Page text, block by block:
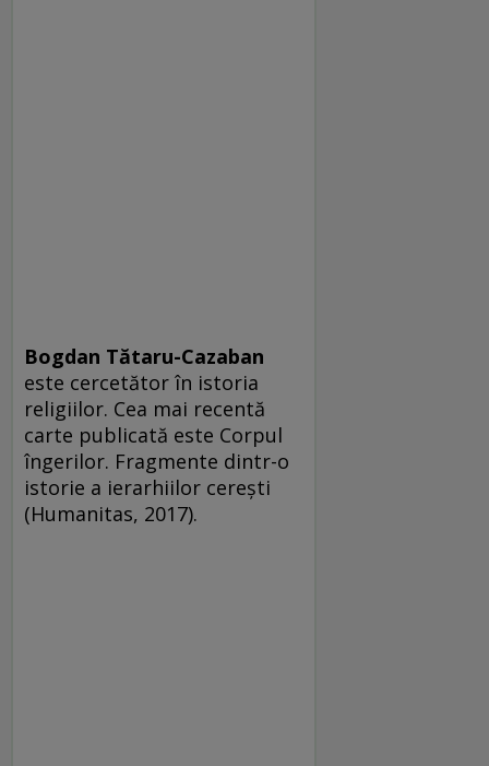
Bogdan Tătaru-Cazaban
este cercetător în istoria
religiilor. Cea mai recentă
carte publicată este Corpul
îngerilor. Fragmente dintr-o
istorie a ierarhiilor cerești
(Humanitas, 2017).